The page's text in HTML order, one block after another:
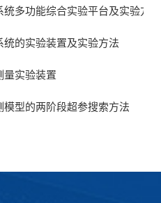
多功能综合实验平台及实验方法
的实验装置及实验方法
量实验装置
型的两阶段超参搜索方法